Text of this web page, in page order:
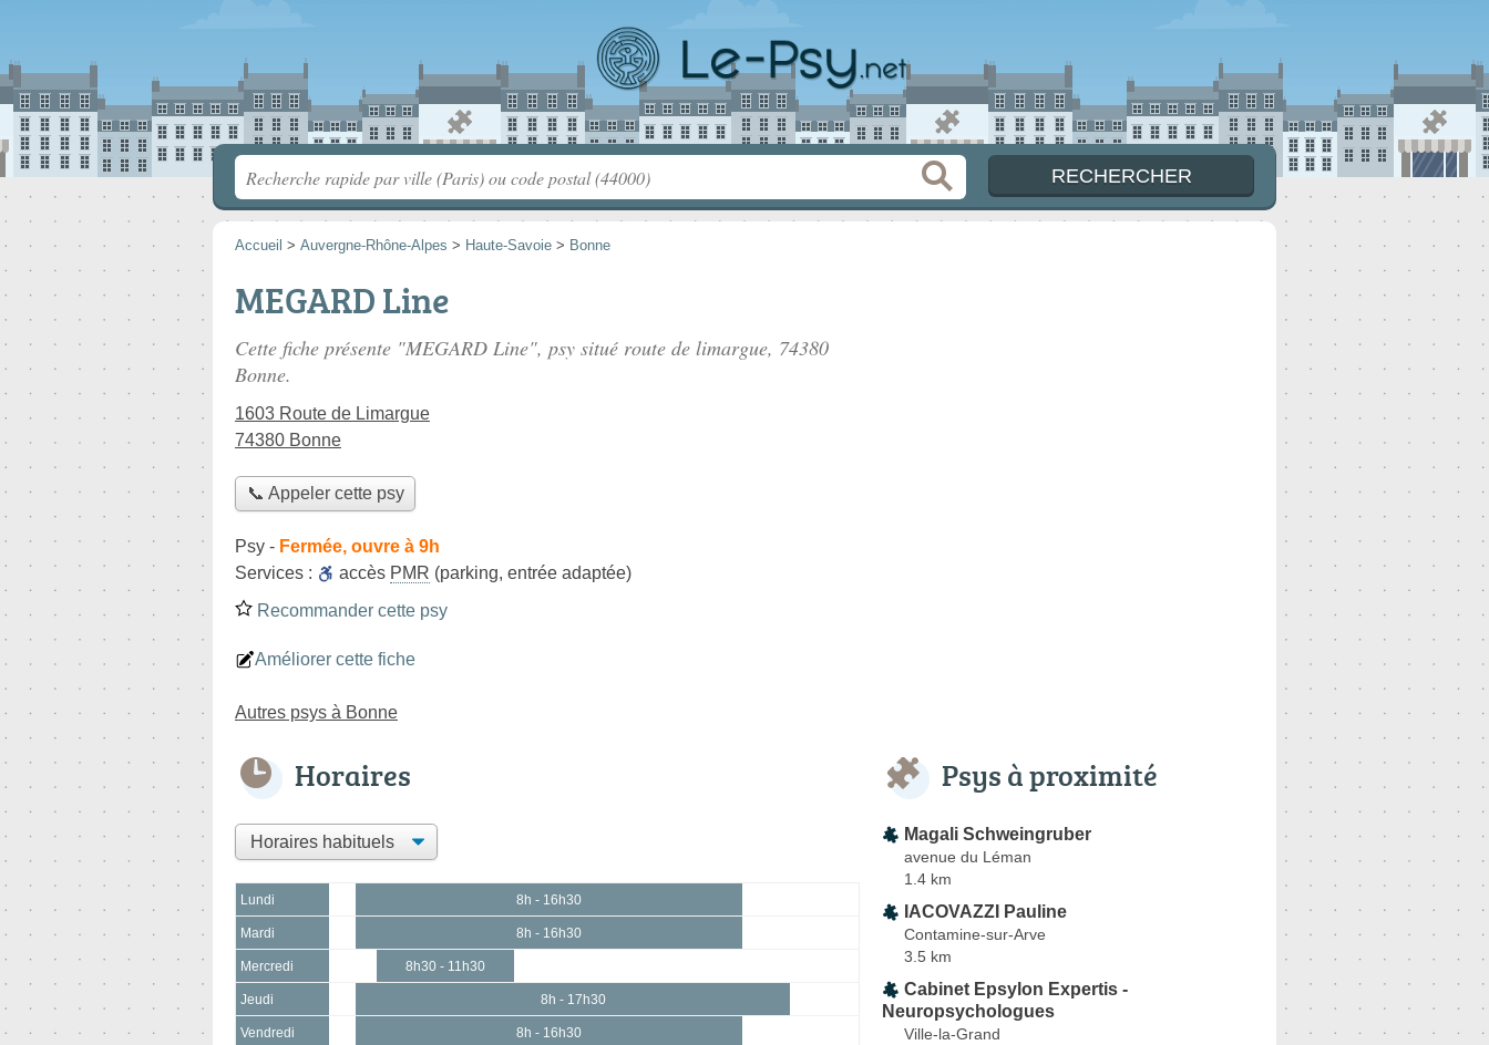
Accueil > Auvergne-Rhône-Alpes > Haute-Savoie > Bonne
MEGARD Line
Cette fiche présente "MEGARD Line", psy situé route de limargue, 74380
Bonne.
1603 Route de Limargue
74380 Bonne
📞 Appeler cette psy
Psy - Fermée, ouvre à 9h
Services :
accès PMR (parking, entrée adaptée)
Recommander cette psy
Améliorer cette fiche
Autres psys à Bonne
Horaires
Lundi 8h - 16h30
Mardi 8h - 16h30
Mercredi 8h30 - 11h30
Jeudi 8h - 17h30
Vendredi 8h - 16h30
Psys à proximité
Magali Schweingruber
avenue du Léman
1.4 km
IACOVAZZI Pauline
Contamine-sur-Arve
3.5 km
Cabinet Epsylon Expertis -
Neuropsychologues
Ville-la-Grand